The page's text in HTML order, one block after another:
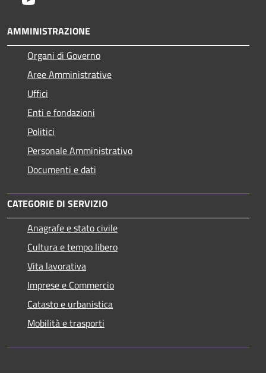
AMMINISTRAZIONE
Organi di Governo
Aree Amministrative
Uffici
Enti e fondazioni
Politici
Personale Amministrativo
Documenti e dati
CATEGORIE DI SERVIZIO
Anagrafe e stato civile
Cultura e tempo libero
Vita lavorativa
Imprese e Commercio
Catasto e urbanistica
Mobilità e trasporti